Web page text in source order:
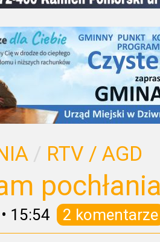
/ RTV / AGD
• 15:54 2 komentarze